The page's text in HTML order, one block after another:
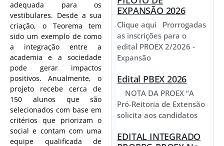
adequada para os
vestibulares. Desde a sua
criação, o Teorema tem
sido um exemplo de como
a integração entre a
academia e a sociedade
pode gerar impactos
positivos. Anualmente, o
projeto recebe cerca de
150 alunos que são
selecionados com base em
critérios que priorizam o
social e contam com uma
equipe qualificada de
EXPANSÃO 2026
Clique aqui Prorrogadas
as inscrições para o
edital PROEX 2/2026 -
Expansão
Edital PBEX 2026
NOTA DA PROEX “A
Pró-Reitoria de Extensão
solicita aos candidatos
EDITAL INTEGRADO